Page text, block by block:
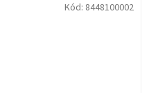
Kód: 8448100002